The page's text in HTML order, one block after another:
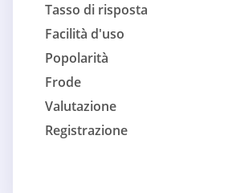
Tasso di risposta
Facilità d'uso
Popolarità
Frode
Valutazione
Registrazione